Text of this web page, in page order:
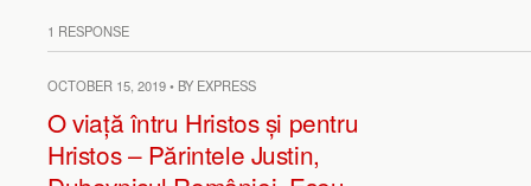
1 RESPONSE
OCTOBER 15, 2019 • BY EXPRESS
O viață întru Hristos și pentru
Hristos – Părintele Justin,